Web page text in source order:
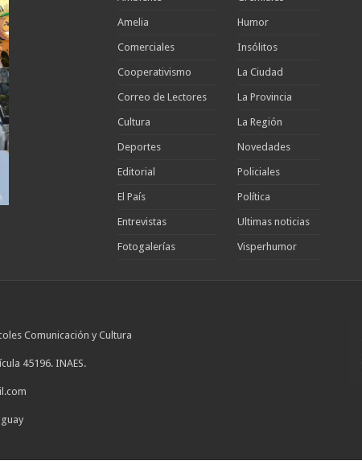
Amelia
Comerciales
Cooperativismo
Correo de Lectores
Cultura
Deportes
Editorial
El País
Entrevistas
Fotogalerías
Humor
Insólitos
La Ciudad
La Provincia
La Región
Novedades
Policiales
Política
Ultimas noticias
Visperhumor
Comunicación y Cultura
45196. INAES.